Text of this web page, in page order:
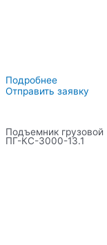
Подробнее
Отправить заявку
Подъемник грузовой
ПГ-КС-3000-13.1